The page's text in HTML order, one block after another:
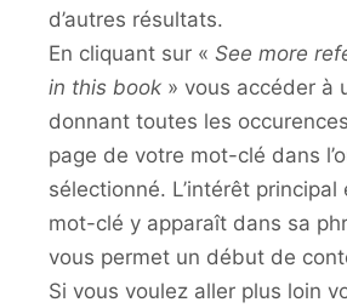
d’autres résultats.
En cliquant sur « See more
in this book » vous accéder à
donnant toutes les
page de votre mot-clé dans
sélectionné. L’intérêt
mot-clé y apparaît dans sa
vous permet un début de
Si vous voulez aller plus loin